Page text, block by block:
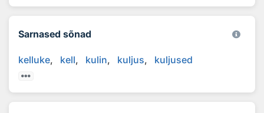
Sarnased sõnad
kelluke kell kulin kuljus kuljused